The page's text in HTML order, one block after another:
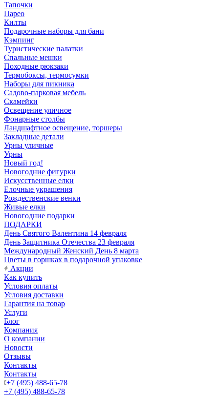
Тапочки
Парео
Килты
Подарочные наборы для бани
Кэмпинг
Туристические палатки
Спальные мешки
Походные рюкзаки
Термобоксы, термосумки
Наборы для пикника
Садово-парковая мебель
Скамейки
Освещение уличное
Фонарные столбы
Ландшафтное освещение, торшеры
Закладные детали
Урны уличные
Урны
Новый год!
Новогодние фигурки
Искусственные елки
Елочные украшения
Рождественские венки
Живые елки
Новогодние подарки
ПОДАРКИ
День Святого Валентина 14 февраля
День Защитника Отечества 23 февраля
Международный Женский День 8 марта
Цветы в горшках в подарочной упаковке
Акции
Как купить
Условия оплаты
Условия доставки
Гарантия на товар
Услуги
Блог
Компания
О компании
Новости
Отзывы
Контакты
Контакты
+7 (495) 488-65-78
+7 (495) 488-65-78